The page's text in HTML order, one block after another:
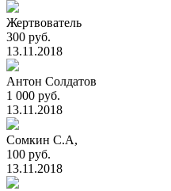
Жертвователь
300 руб.
13.11.2018
Антон Солдатов
1 000 руб.
13.11.2018
Сомкин С.А,
100 руб.
13.11.2018